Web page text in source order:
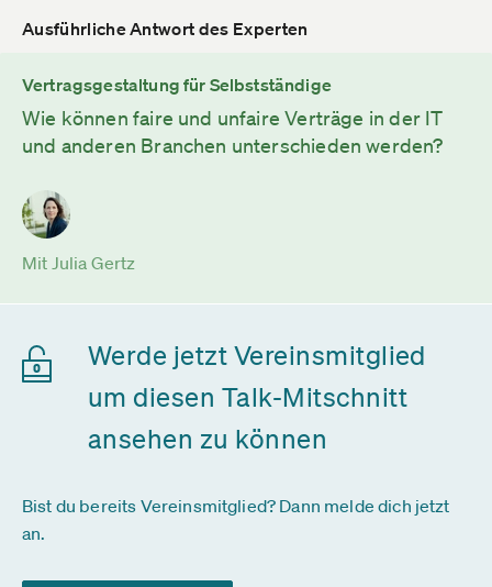
Ausführliche Antwort des Experten
Vertragsgestaltung für Selbstständige
Wie können faire und unfaire Verträge in der IT
und anderen Branchen unterschieden werden?
Mit Julia Gertz
Werde jetzt Vereinsmitglied
um diesen Talk-Mitschnitt
ansehen zu können
Bist du bereits Vereinsmitglied? Dann melde dich jetzt
an.